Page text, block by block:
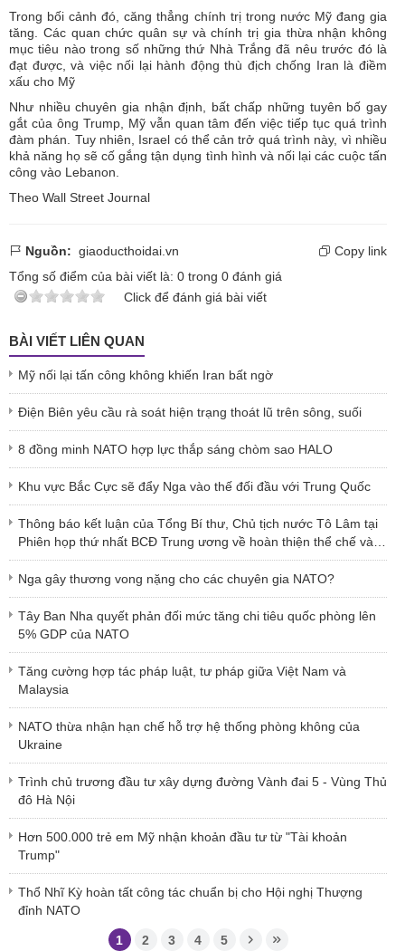
Trong bối cảnh đó, căng thẳng chính trị trong nước Mỹ đang gia
tăng. Các quan chức quân sự và chính trị gia thừa nhận không
mục tiêu nào trong số những thứ Nhà Trắng đã nêu trước đó là
đạt được, và việc nối lại hành động thù địch chống Iran là điềm
xấu cho Mỹ
Như nhiều chuyên gia nhận định, bất chấp những tuyên bố gay
gắt của ông Trump, Mỹ vẫn quan tâm đến việc tiếp tục quá trình
đàm phán. Tuy nhiên, Israel có thể cản trở quá trình này, vì nhiều
khả năng họ sẽ cố gắng tận dụng tình hình và nối lại các cuộc tấn
công vào Lebanon.
Theo Wall Street Journal
Nguồn: giaoducthoidai.vn
Copy link
Tổng số điểm của bài viết là: 0 trong 0 đánh giá
Click để đánh giá bài viết
BÀI VIẾT LIÊN QUAN
Mỹ nối lại tấn công không khiến Iran bất ngờ
Điện Biên yêu cầu rà soát hiện trạng thoát lũ trên sông, suối
8 đồng minh NATO hợp lực thắp sáng chòm sao HALO
Khu vực Bắc Cực sẽ đẩy Nga vào thế đối đầu với Trung Quốc
Thông báo kết luận của Tổng Bí thư, Chủ tịch nước Tô Lâm tại
Phiên họp thứ nhất BCĐ Trung ương về hoàn thiện thể chế và
thực thi pháp luật
Nga gây thương vong nặng cho các chuyên gia NATO?
Tây Ban Nha quyết phản đối mức tăng chi tiêu quốc phòng lên
5% GDP của NATO
Tăng cường hợp tác pháp luật, tư pháp giữa Việt Nam và
Malaysia
NATO thừa nhận hạn chế hỗ trợ hệ thống phòng không của
Ukraine
Trình chủ trương đầu tư xây dựng đường Vành đai 5 - Vùng Thủ
đô Hà Nội
Hơn 500.000 trẻ em Mỹ nhận khoản đầu tư từ "Tài khoản
Trump"
Thổ Nhĩ Kỳ hoàn tất công tác chuẩn bị cho Hội nghị Thượng
đỉnh NATO
1 2 3 4 5